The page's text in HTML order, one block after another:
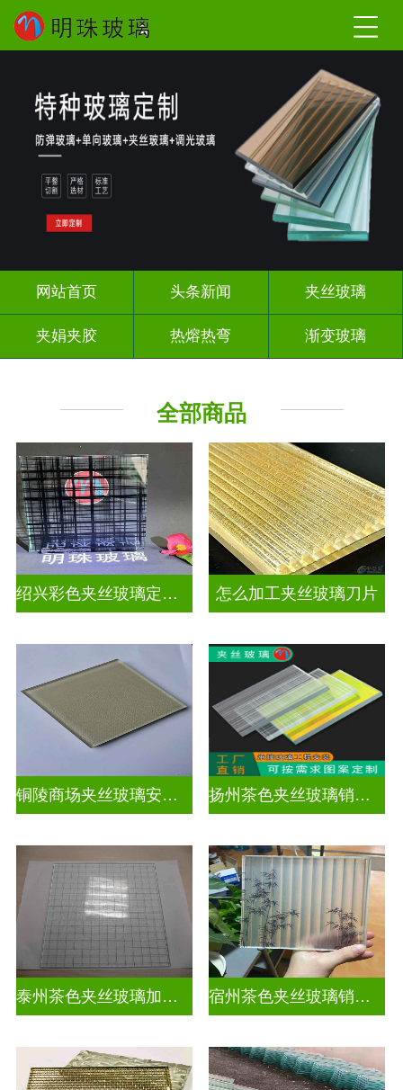
网站首页 头条新闻 夹丝玻璃
夹娟夹胶 热熔热弯 渐变玻璃
全部商品
绍兴彩色夹丝玻璃定制价格 怎么加工夹丝玻璃刀片
铜陵商场夹丝玻璃安装电话 扬州茶色夹丝玻璃销售点
泰州茶色夹丝玻璃加工店 宿州茶色夹丝玻璃销售点